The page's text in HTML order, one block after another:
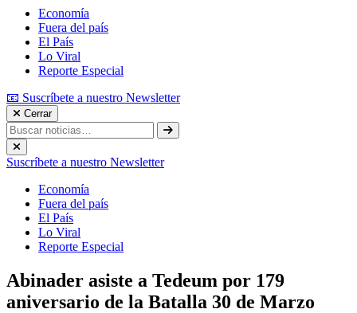
Economía
Fuera del país
El País
Lo Viral
Reporte Especial
📧 Suscríbete a nuestro Newsletter
Cerrar
Suscríbete a nuestro Newsletter
Economía
Fuera del país
El País
Lo Viral
Reporte Especial
Abinader asiste a Tedeum por 179
aniversario de la Batalla 30 de Marzo